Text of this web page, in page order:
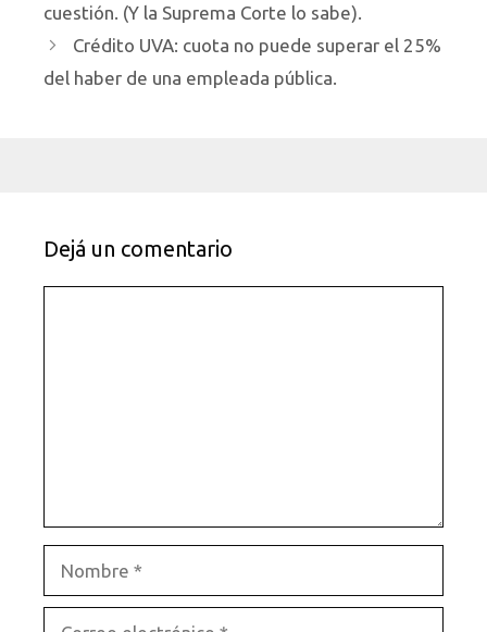
cuestión. (Y la Suprema Corte lo sabe).
Crédito UVA: cuota no puede superar el 25%
del haber de una empleada pública.
Dejá un comentario